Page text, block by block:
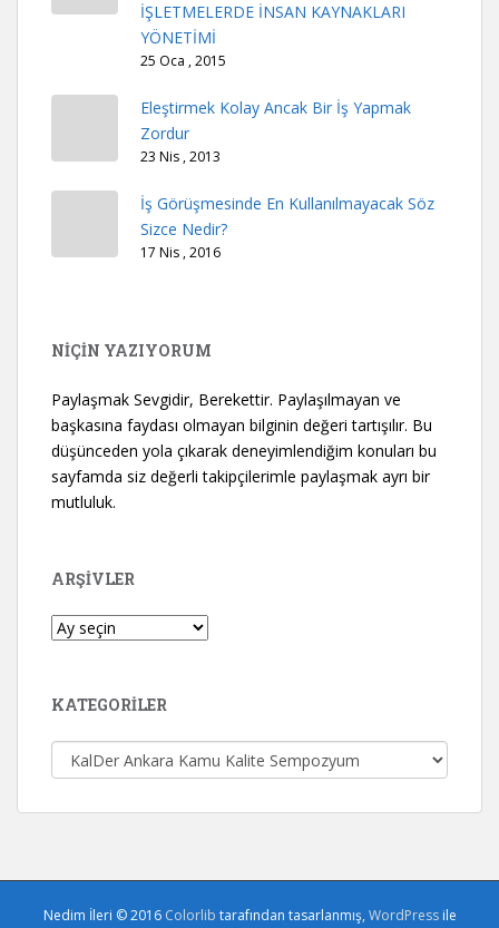
İŞLETMELERDE İNSAN KAYNAKLARI
YÖNETİMİ
25 Oca , 2015
Eleştirmek Kolay Ancak Bir İş Yapmak
Zordur
23 Nis , 2013
İş Görüşmesinde En Kullanılmayacak Söz
Sizce Nedir?
17 Nis , 2016
NİÇİN YAZIYORUM
Paylaşmak Sevgidir, Berekettir. Paylaşılmayan ve
başkasına faydası olmayan bilginin değeri tartışılır. Bu
düşünceden yola çıkarak deneyimlendiğim konuları bu
sayfamda siz değerli takipçilerimle paylaşmak ayrı bir
mutluluk.
ARŞIVLER
Arşivler
KATEGORILER
Kategoriler
Nedim İleri © 2016 Colorlib tarafından tasarlanmış, WordPressile